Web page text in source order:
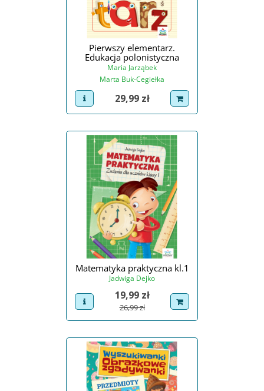
Pierwszy elementarz.
Edukacja polonistyczna
Maria Jarząbek
Marta Buk-Cegiełka
view product
Cena
29,99 zł dodaj do koszyka
Matematyka praktyczna kl.1
Jadwiga Dejko
view product
Cena
19,99 zł
Cena podstawowa
26,99 zł
dodaj do koszyka